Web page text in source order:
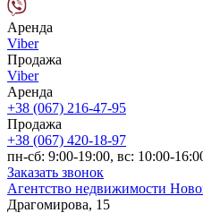
Аренда
Viber
Продажа
Viber
Аренда
+38 (067) 216-47-95
Продажа
+38 (067) 420-18-97
пн-сб: 9:00-19:00, вс: 10:00-
Заказать звонок
Агентство недвижимости
Драгомирова, 15